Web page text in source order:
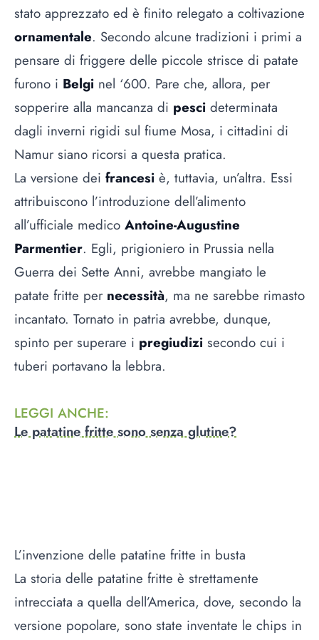
stato apprezzato ed è finito relegato a coltivazione
ornamentale. Secondo alcune tradizioni i primi a
pensare di friggere delle piccole strisce di patate
furono i Belgi nel ‘600. Pare che, allora, per
sopperire alla mancanza di pesci determinata
dagli inverni rigidi sul fiume Mosa, i cittadini di
Namur siano ricorsi a questa pratica.
La versione dei francesi è, tuttavia, un’altra. Essi
attribuiscono l’introduzione dell’alimento
all’ufficiale medico Antoine-Augustine
Parmentier. Egli, prigioniero in Prussia nella
Guerra dei Sette Anni, avrebbe mangiato le
patate fritte per necessità, ma ne sarebbe rimasto
incantato. Tornato in patria avrebbe, dunque,
spinto per superare i pregiudizi secondo cui i
tuberi portavano la lebbra.
LEGGI ANCHE:
Le patatine fritte sono senza glutine?
L’invenzione delle patatine fritte in busta
La storia delle patatine fritte è strettamente
intrecciata a quella dell’America, dove, secondo la
versione popolare, sono state inventate le chips in